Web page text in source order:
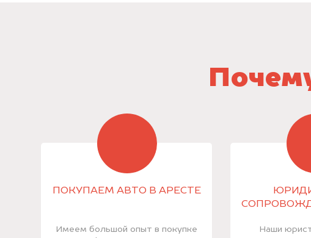
ПОКУПАЕМ АВТО В АРЕСТЕ
Имеем большой опыт в покупке
Наши